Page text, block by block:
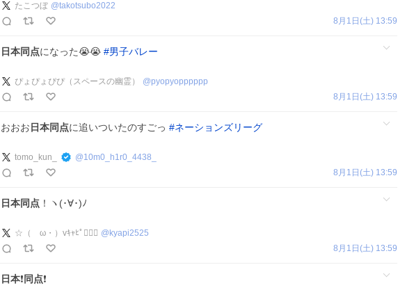
たこつぼ @takotsubo2022
8月1日(土) 13:59
日本同点になった😭😭 #男子バレー
ぴょぴょぴぴ（スペースの幽霊） @pyopyopppppp
8月1日(土) 13:59
おおお 日本同点に追いついたのすごっ #ネーションズリーグ
tomo_kun_ @10m0_h1r0_4438_
8月1日(土) 13:59
日本同点 ！ヽ(･∀･)ﾉ
☆（ゝω・）vｷｬﾋﾟ❤️‍🔥🐏 @ kyapi2525
8月1日(土) 13:59
日本❗️同点❗️